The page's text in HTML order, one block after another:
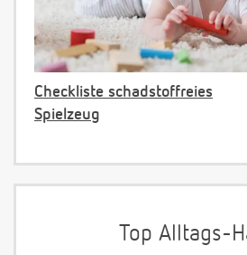
Checkliste schadstoffreies
Spielzeug
Top Alltags-